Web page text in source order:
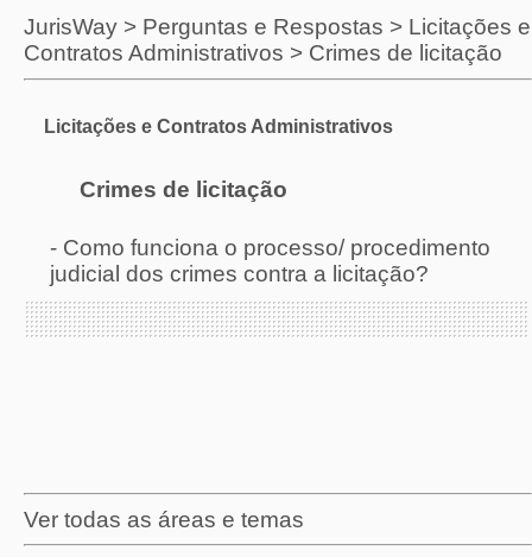
JurisWay > Perguntas e Respostas > Licitações e
Contratos Administrativos > Crimes de licitação
Licitações e Contratos Administrativos
Crimes de licitação
- Como funciona o processo/ procedimento
judicial dos crimes contra a licitação?
Ver todas as áreas e temas